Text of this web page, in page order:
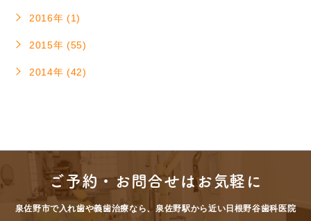
2016年 (1)
2015年 (55)
2014年 (42)
ご予約・お問合せはお気軽に
泉佐野市で入れ歯や義歯治療なら、泉佐野駅から近い日根野谷歯科医院